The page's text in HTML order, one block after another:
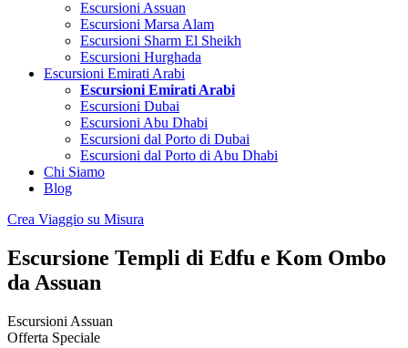
Escursioni Assuan
Escursioni Marsa Alam
Escursioni Sharm El Sheikh
Escursioni Hurghada
Escursioni Emirati Arabi
Escursioni Emirati Arabi
Escursioni Dubai
Escursioni Abu Dhabi
Escursioni dal Porto di Dubai
Escursioni dal Porto di Abu Dhabi
Chi Siamo
Blog
Crea Viaggio su Misura
Escursione Templi di Edfu e Kom Ombo
da Assuan
Escursioni Assuan
Offerta Speciale